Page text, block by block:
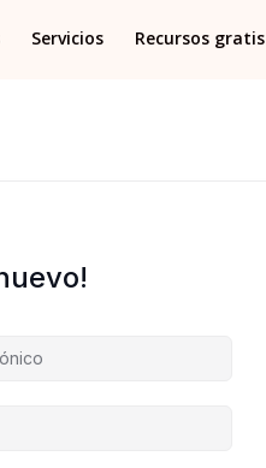
Servicios Recursos gratis